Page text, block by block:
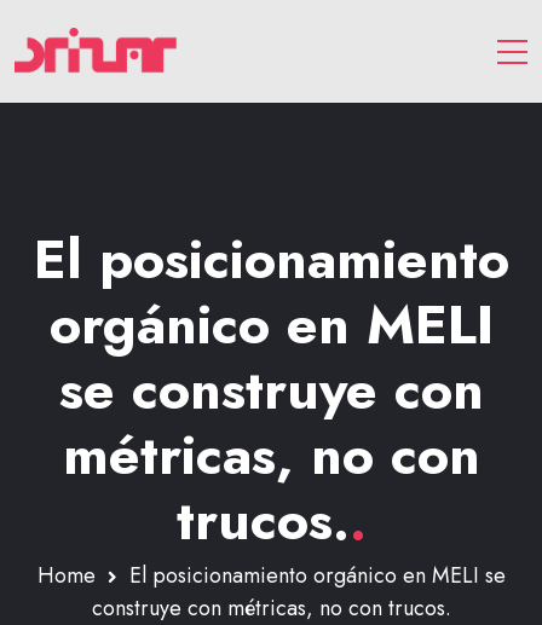
El posicionamiento
orgánico en MELI
se construye con
métricas, no con
trucos..
Home
El posicionamiento orgánico en MELI se
construye con métricas, no con trucos.